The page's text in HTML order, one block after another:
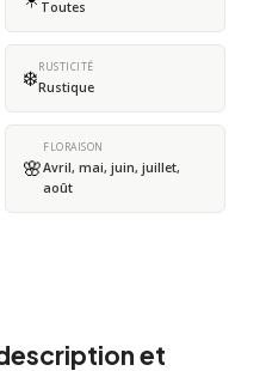
Toutes
❄️RUSTICITÉ
Rustique
🌸
FLORAISON
Avril, mai, juin, juillet,
août
et